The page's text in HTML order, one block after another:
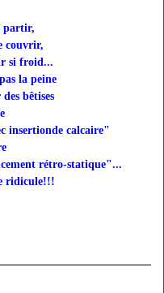
partir,
couvrir,
si froid...
la peine
bêtises
insertionde calcaire"
rétro-statique"...
ridicule!!!